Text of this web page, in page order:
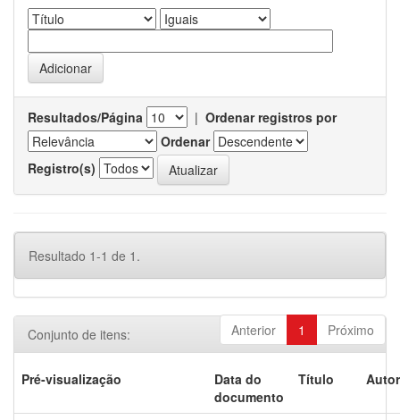
Resultados/Página | Ordenar registros por
Ordenar
Registro(s)
Resultado 1-1 de 1.
Anterior 1 Próximo
Conjunto de itens:
Pré-visualização
Data do
documento
Título